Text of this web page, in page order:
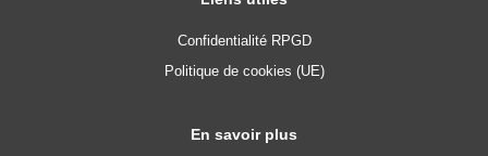
Confidentialité RPGD
Politique de cookies (UE)
En savoir plus